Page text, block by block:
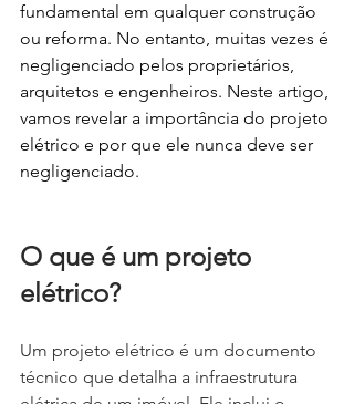
fundamental em qualquer construção
ou reforma. No entanto, muitas vezes é
negligenciado pelos proprietários,
arquitetos e engenheiros. Neste artigo,
vamos revelar a importância do projeto
elétrico e por que ele nunca deve ser
negligenciado.
O que é um projeto
elétrico?
Um projeto elétrico é um documento
técnico que detalha a infraestrutura